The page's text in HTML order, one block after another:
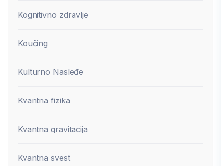
Kognitivno zdravlje
Koučing
Kulturno Nasleđe
Kvantna fizika
Kvantna gravitacija
Kvantna svest